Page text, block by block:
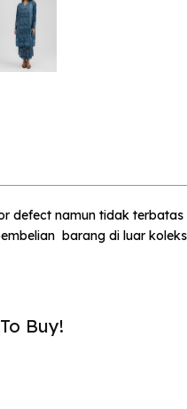
defect namun tidak
barang di luar
Buy!